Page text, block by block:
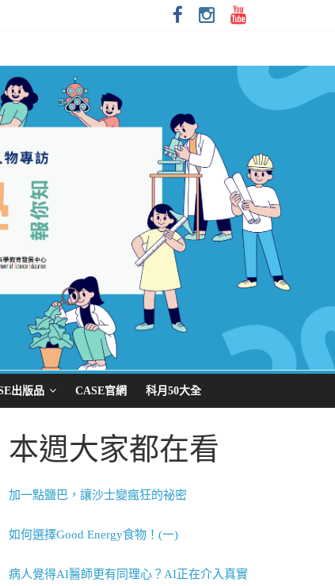
出版品 CASE官網 科月50大全
本週大家都在看
加一點鹽巴，讓沙士變瘋狂的祕密
如何選擇Good Energy食物！(一)
病人覺得AI醫師更有同理心？AI正在介入真實